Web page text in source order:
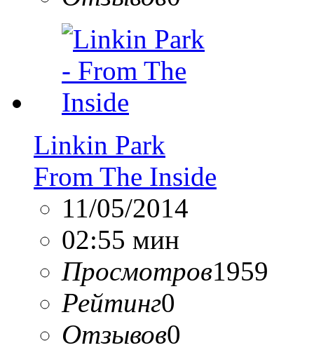
Linkin Park
From The Inside
11/05/2014
02:55 мин
Просмотров1959
Рейтинг0
Отзывов0